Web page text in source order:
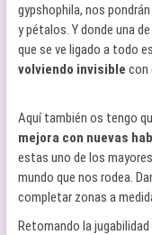
gypshophila, nos
y pétalos. Y donde una
que se ve ligado a todo
volviendo invisible con
Aquí también os tengo
mejora con nuevas
estas uno de los
mundo que nos rodea.
completar zonas a
Retomando la